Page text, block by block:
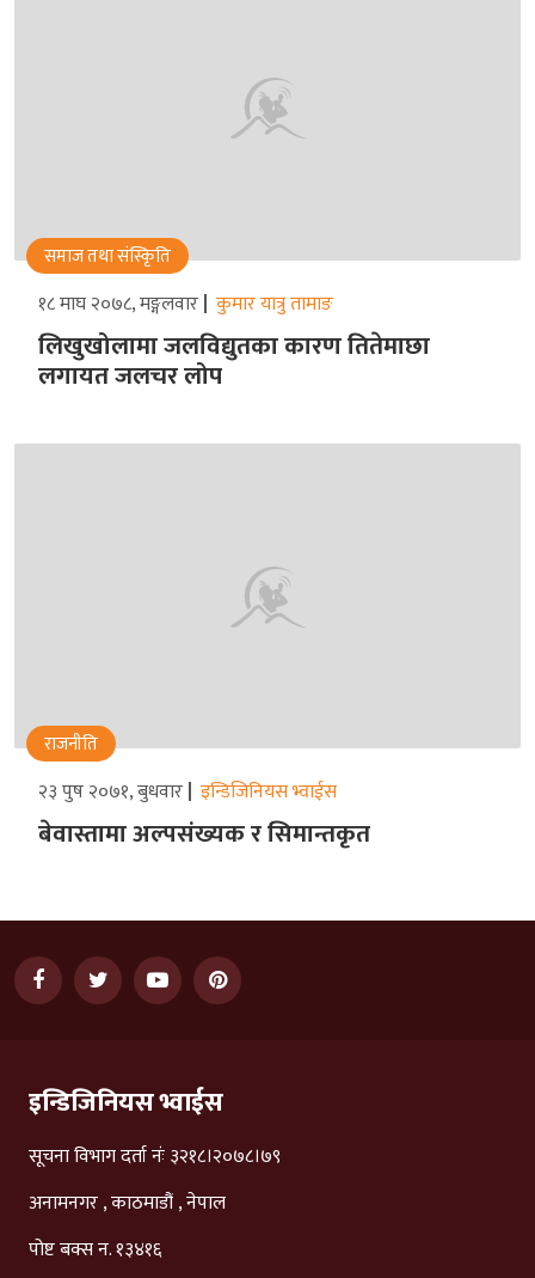
समाज तथा संस्किृति
१८ माघ २०७८, मङ्गलवार कुमार यात्रु तामाङ
लिखुखोलामा जलविद्युतका कारण तितेमाछा
लगायत जलचर लोप
राजनीति
२३ पुष २०७१, बुधवार इन्डिजिनियस भ्वाईस
बेवास्तामा अल्पसंख्यक र सिमान्तकृत
इन्डिजिनियस भ्वाईस
सूचना विभाग दर्ता नंः ३२१८।२०७८।७९
अनामनगर , काठमाडौं , नेपाल
पोष्ट बक्स न. १३४१६